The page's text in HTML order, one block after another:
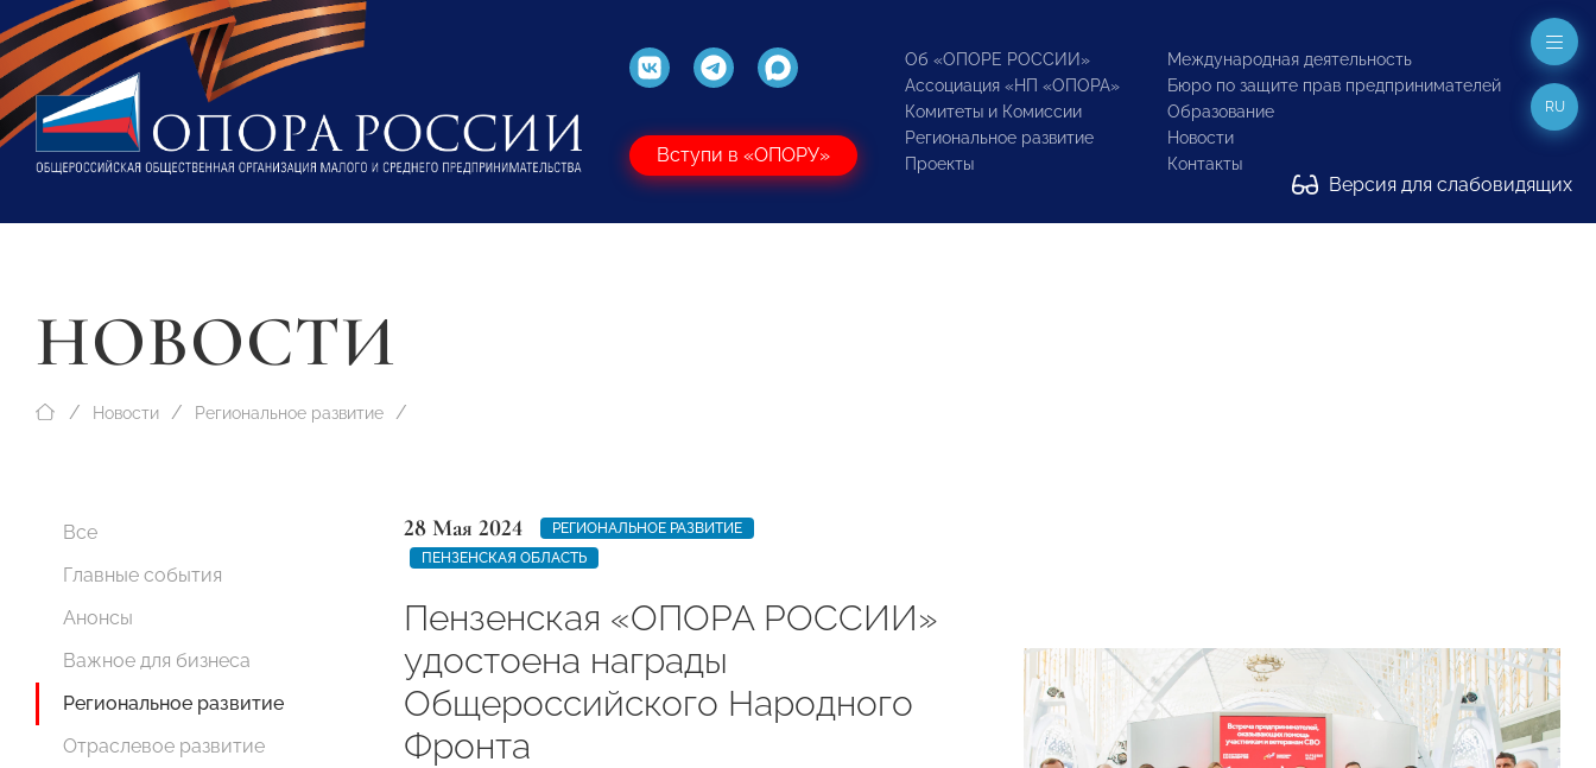
Вступи в «ОПОРУ»
Об «ОПОРЕ РОССИИ»
Ассоциация «НП «ОПОРА»
Комитеты и Комиссии
Региональное развитие
Проекты
Международная деятельность
Бюро по защите прав предпринимателей
Образование
Новости
Контакты
Версия для слабовидящих
RU
НОВОСТИ
Новости Региональное развитие
Все
Главные события
Анонсы
Важное для бизнеса
Региональное развитие
Отраслевое развитие
28 Мая 2024
РЕГИОНАЛЬНОЕ РАЗВИТИЕ
ПЕНЗЕНСКАЯ ОБЛАСТЬ
Пензенская «ОПОРА РОССИИ»
удостоена награды
Общероссийского Народного
Фронта